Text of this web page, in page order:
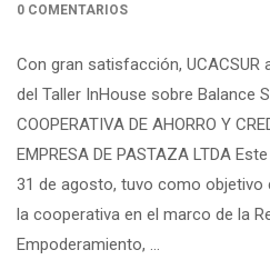
0 COMENTARIOS
Con gran satisfacción,
del Taller InHouse sobre Balance
COOPERATIVA DE AHORRO Y
EMPRESA DE PASTAZA LTDA
31 de agosto, tuvo como objetivo
la cooperativa en el marco de la
Empoderamiento, …